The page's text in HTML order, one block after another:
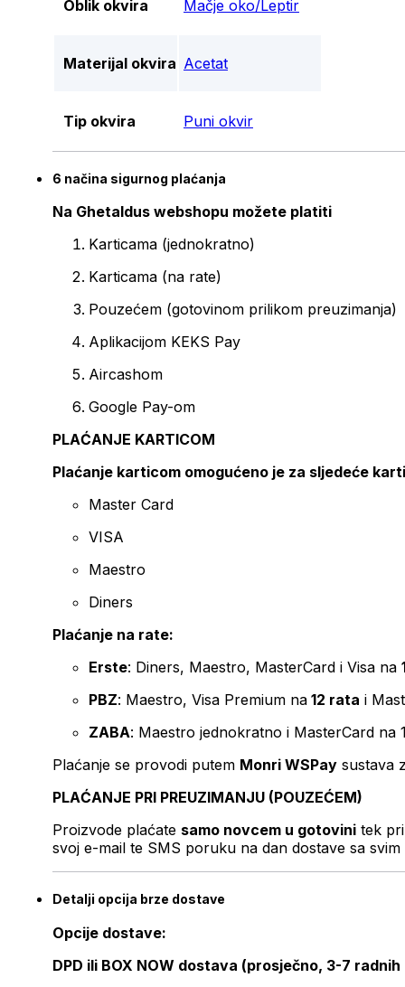
Oblik okvira Mačje oko/Leptir
Materijal okvira Acetat
Tip okvira Puni okvir
6 načina sigurnog plaćanja
Na Ghetaldus webshopu možete platiti
Karticama (jednokratno)
Karticama (na rate)
Pouzećem (gotovinom prilikom preuzimanja)
Aplikacijom KEKS Pay
Aircashom
Google Pay-om
PLAĆANJE KARTICOM
Plaćanje karticom omogućeno je za sljedeće
Master Card
VISA
Maestro
Diners
Plaćanje na rate:
Erste: Diners, Maestro, MasterCard i Visa na
PBZ: Maestro, Visa Premium na 12 rata i
ZABA: Maestro jednokratno i MasterCard na
Plaćanje se provodi putem Monri WSPay sustava
PLAĆANJE PRI PREUZIMANJU (POUZEĆEM)
Proizvode plaćate samo novcem u gotovini tek
svoj e-mail te SMS poruku na dan dostave sa svim
Detalji opcija brze dostave
Opcije dostave:
DPD ili BOX NOW dostava (prosječno, 3-7 radnih